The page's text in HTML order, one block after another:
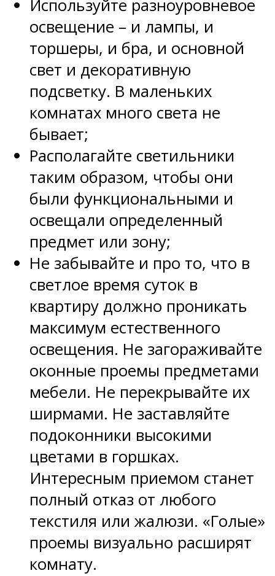
Используйте разноуровневое
освещение – и лампы, и
торшеры, и бра, и основной
свет и декоративную
подсветку. В маленьких
комнатах много света не
бывает;
Располагайте светильники
таким образом, чтобы они
были функциональными и
освещали определенный
предмет или зону;
Не забывайте и про то, что в
светлое время суток в
квартиру должно проникать
максимум естественного
освещения. Не загораживайте
оконные проемы предметами
мебели. Не перекрывайте их
ширмами. Не заставляйте
подоконники высокими
цветами в горшках.
Интересным приемом станет
полный отказ от любого
текстиля или жалюзи. «Голые»
проемы визуально расширят
комнату.